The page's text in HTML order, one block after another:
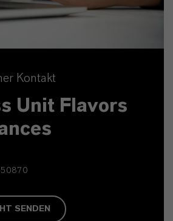
Kontakt
Unit Flavors
SENDEN